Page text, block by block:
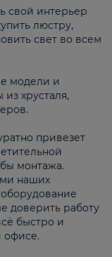
свой интерьер
люстру,
свет во всем
модели и
хрусталя,
привезет
монтажа.
наших
доверить работу
быстро и
офисе.